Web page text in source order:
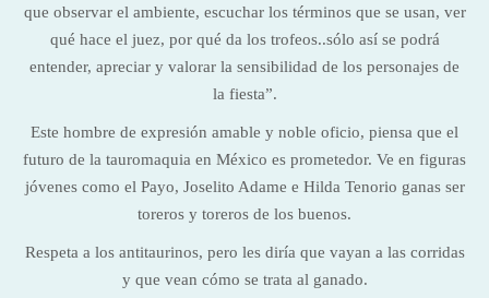
que observar el ambiente, escuchar los términos que se usan, ver
qué hace el juez, por qué da los trofeos..sólo así se podrá
entender, apreciar y valorar la sensibilidad de los personajes de
la fiesta”.
Este hombre de expresión amable y noble oficio, piensa que el
futuro de la tauromaquia en México es prometedor. Ve en figuras
jóvenes como el Payo, Joselito Adame e Hilda Tenorio ganas ser
toreros y toreros de los buenos.
Respeta a los antitaurinos, pero les diría que vayan a las corridas
y que vean cómo se trata al ganado.